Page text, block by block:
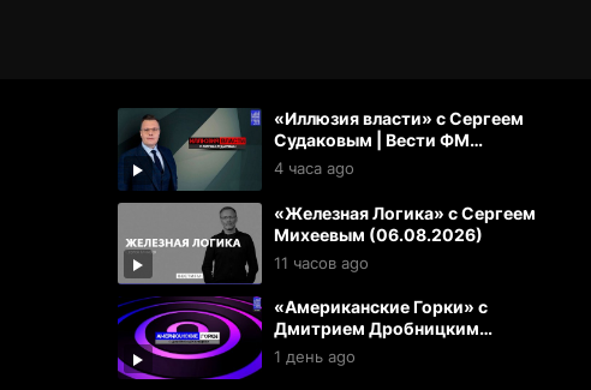
«Иллюзия власти» с Сергеем
Судаковым | Вести ФМ
(06.08.2026)
4 часа ago
«Железная Логика» с Сергеем
Михеевым (06.08.2026)
11 часов ago
«Американские Горки» с
Дмитрием Дробницким
(05.08.2026)
1 день ago